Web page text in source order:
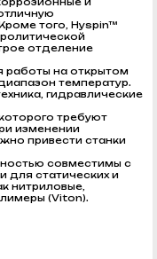
того, Hyspin™
отделение
работы на открытом
температур.
гидравлические
требуют
изменении
привести станки
совместимы с
для статических и
нитриловые,
(Viton).